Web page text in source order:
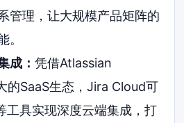
管理，让大规模产品矩阵的
。
成： 凭借Atlassian
的SaaS生态，Jira Cloud可
工具实现深度云端集成，打